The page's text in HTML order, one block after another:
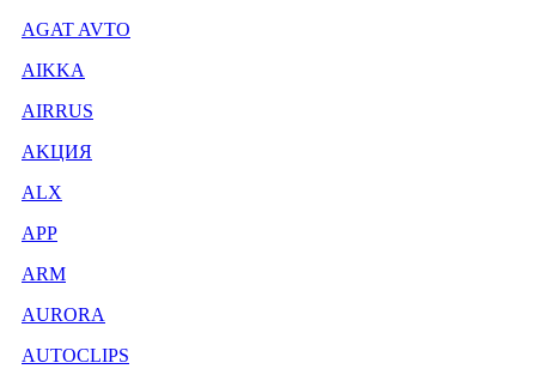
AGAT AVTO
AIKKA
AIRRUS
AKЦИЯ
ALX
APP
ARM
AURORA
AUTOCLIPS